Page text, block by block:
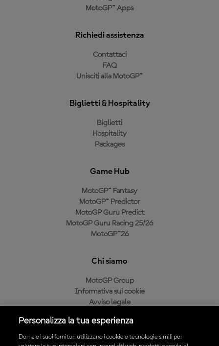
MotoGP™ Apps
Richiedi assistenza
Contattaci
FAQ
Unisciti alla MotoGP™
Biglietti & Hospitality
Biglietti
Hospitality
Packages
Game Hub
MotoGP™ Fantasy
MotoGP™ Predictor
MotoGP Guru Predict
MotoGP Guru Racing 25/26
MotoGP™26
Chi siamo
MotoGP Group
Informativa sui cookie
Avviso legale
Condizioni di acquisto
Personalizza la tua esperienza
Dorna e i suoi fornitori utilizzano i cookie e tecnologie simili per